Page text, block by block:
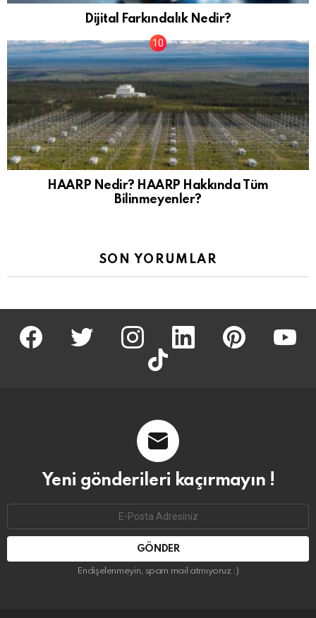
Dijital Farkındalık Nedir?
HAARP Nedir? HAARP Hakkında Tüm
Bilinmeyenler?
SON YORUMLAR
facebook twitter İnstagram linkedin pinterest
tiktok
Yeni gönderileri kaçırmayın !
Endişelenmeyin, spam mail atmıyoruz :)